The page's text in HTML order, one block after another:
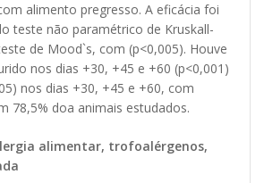
alimento pregresso. A eficácia foi
teste não paramétrico de Kruskall-
de Mood`s, com (p<0,005). Houve
nos dias +30, +45 e +60 (p<0,001)
nos dias +30, +45 e +60, com
78,5% doa animais estudados.
alimentar, trofoalérgenos,